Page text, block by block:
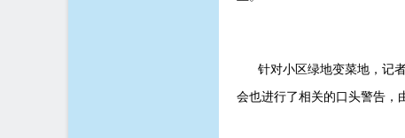
针对小区绿地变菜地，记者
会也进行了相关的口头警告，